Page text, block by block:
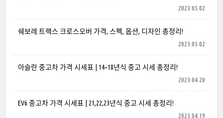
2023.05.02
쉐보레 트랙스 크로스오버 가격, 스펙, 옵션, 디자인 총정리!
2023.05.02
아슬란 중고차 가격 시세표 | 14~18년식 중고 시세 총정리!
2023.04.20
EV6 중고차 가격 시세표 | 21,22,23년식 중고 시세 총정리!
2023.04.19